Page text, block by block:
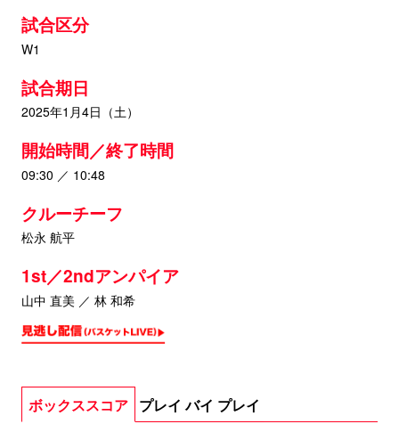
試合区分
W1
試合期日
2025年1月4日（土）
開始時間／終了時間
09:30 ／ 10:48
クルーチーフ
松永 航平
1st／2ndアンパイア
山中 直美 ／ 林 和希
ボックススコア プレイ バイ プレイ